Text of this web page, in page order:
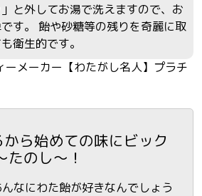
と外してお湯で洗えますので、お
す。 飴や砂糖等の残りを奇麗に取
衛生的です。
ら始めての味にビック
たのし～！
なにわた飴が好きなんでしょう